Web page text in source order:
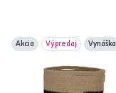
Akcia Výpredaj Vynáška